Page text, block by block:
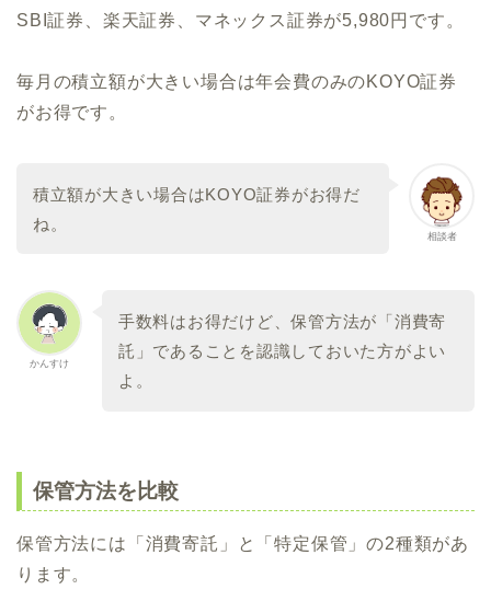
SBI証券、楽天証券、マネックス証券が5,980円です。
毎月の積立額が大きい場合は年会費のみのKOYO証券
がお得です。
相談者
積立額が大きい場合はKOYO証券がお得だ
ね。
かんすけ
手数料はお得だけど、保管方法が「消費寄
託」であることを認識しておいた方がよい
よ。
保管方法を比較
保管方法には「消費寄託」と「特定保管」の2種類があ
ります。